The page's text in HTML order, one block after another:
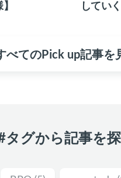
してい
べてのPick up記事を
タグから記事を